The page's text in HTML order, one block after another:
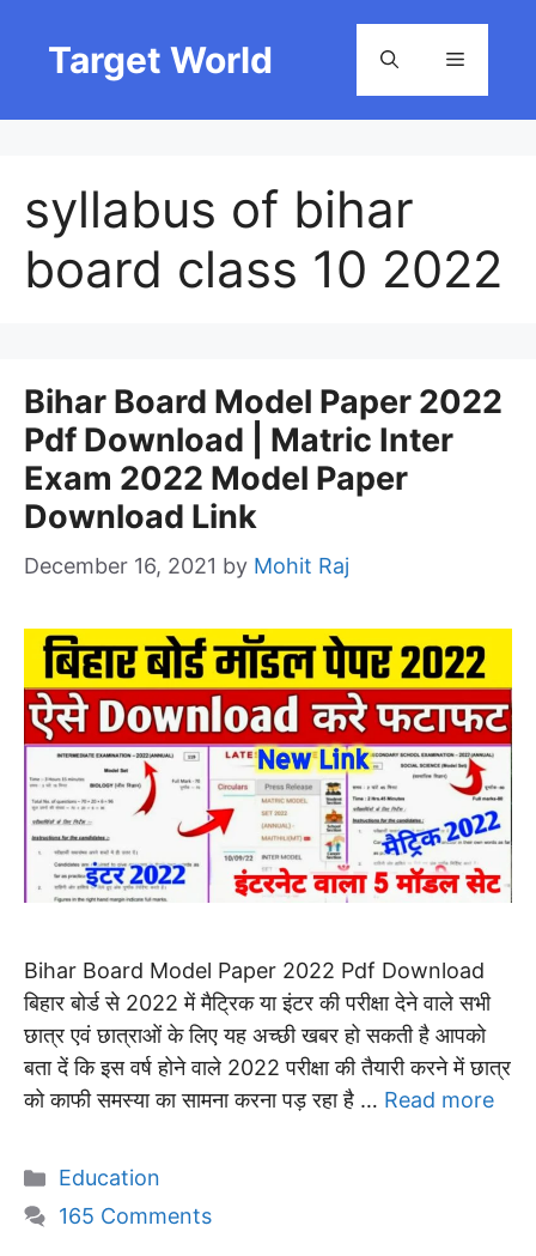
contentTarget World Menu
syllabus of bihar
board class 10 2022
Bihar Board Model Paper 2022
Pdf Download | Matric Inter
Exam 2022 Model Paper
Download Link
December 16, 2021 by Mohit Raj
Bihar Board Model Paper 2022 Pdf Download
बिहार बोर्ड से 2022 में मैट्रिक या इंटर की परीक्षा देने वाले सभी
छात्र एवं छात्राओं के लिए यह अच्छी खबर हो सकती है आपको
बता दें कि इस वर्ष होने वाले 2022 परीक्षा की तैयारी करने में छात्र
को काफी समस्या का सामना करना पड़ रहा है … Read more
Categories
Education
165 Comments